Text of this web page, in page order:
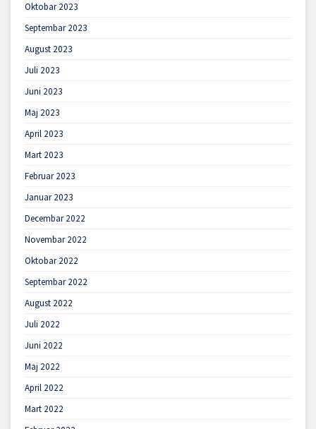
Oktobar 2023
Septembar 2023
August 2023
Juli 2023
Juni 2023
Maj 2023
April 2023
Mart 2023
Februar 2023
Januar 2023
Decembar 2022
Novembar 2022
Oktobar 2022
Septembar 2022
August 2022
Juli 2022
Juni 2022
Maj 2022
April 2022
Mart 2022